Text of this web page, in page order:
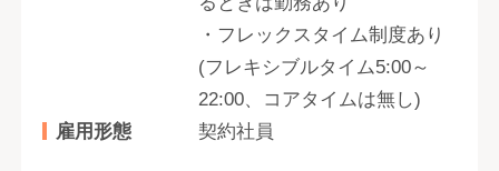
・フレックスタイム制度あり
(フレキシブルタイム5:00～
22:00、コアタイムは無し)
雇用形態
契約社員